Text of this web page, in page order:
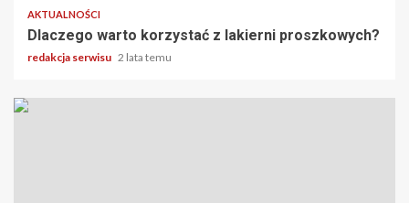
AKTUALNOŚCI
Dlaczego warto korzystać z lakierni proszkowych?
redakcja serwisu 2 lata temu